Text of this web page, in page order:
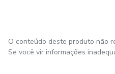
O conteúdo deste produto não
Se você vir informações